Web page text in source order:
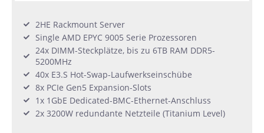
2HE Rackmount Server
Single AMD EPYC 9005 Serie Prozessoren
24x DIMM-Steckplätze, bis zu 6TB RAM DDR5-
5200MHz
40x E3.S Hot-Swap-Laufwerkseinschübe
8x PCIe Gen5 Expansion-Slots
1x 1GbE Dedicated-BMC-Ethernet-Anschluss
2x 3200W redundante Netzteile (Titanium Level)